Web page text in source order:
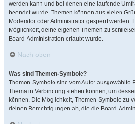
werden kann und bei denen eine laufende
beendet wurde. Themen können aus vielen
Moderator oder Administrator gesperrt werden.
Möglichkeit, deine eigenen Themen zu
Board-Administration erlaubt wurde.
Nach oben
Was sind Themen-Symbole?
Themen-Symbole sind vom Autor ausgewählte
Thema in Verbindung stehen können, um
können. Die Möglichkeit, Themen-Symbole zu
deinen Berechtigungen ab, die die Board-